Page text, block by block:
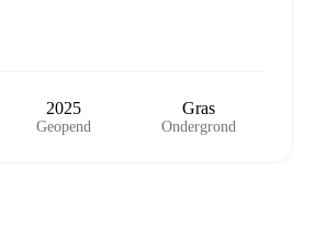
2025
Geopend
Gras
Ondergrond